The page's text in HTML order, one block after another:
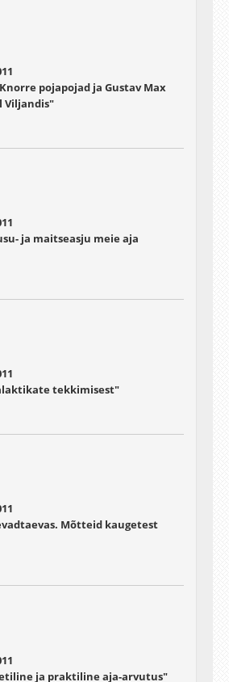
pojapojad ja Gustav Max
Viljandis"
ja maitseasju meie aja
tekkimisest"
Mõtteid kaugetest
ja praktiline aja-arvutus"